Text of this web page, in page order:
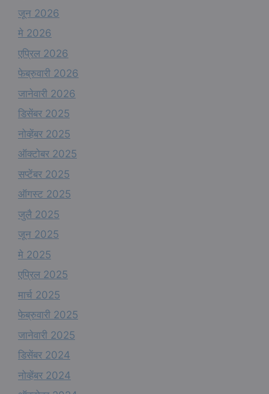
जून 2026
मे 2026
एप्रिल 2026
फेब्रुवारी 2026
जानेवारी 2026
डिसेंबर 2025
नोव्हेंबर 2025
ऑक्टोबर 2025
सप्टेंबर 2025
ऑगस्ट 2025
जुलै 2025
जून 2025
मे 2025
एप्रिल 2025
मार्च 2025
फेब्रुवारी 2025
जानेवारी 2025
डिसेंबर 2024
नोव्हेंबर 2024